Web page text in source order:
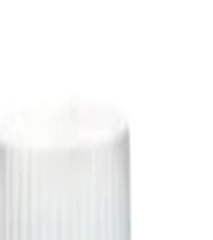
Yellow HC, 250 мл